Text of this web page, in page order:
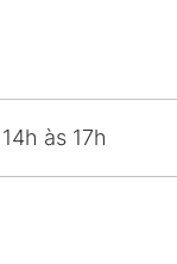
14h às 17h